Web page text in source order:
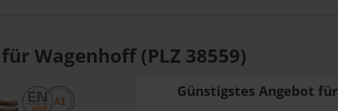
Wagenhoff (PLZ 38559)
Günstigstes Angebot für